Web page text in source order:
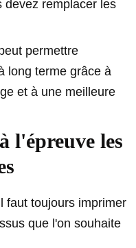
devez remplacer les
permettre
long terme grâce à
et à une meilleure
l'épreuve les
faut toujours imprimer
que l'on souhaite